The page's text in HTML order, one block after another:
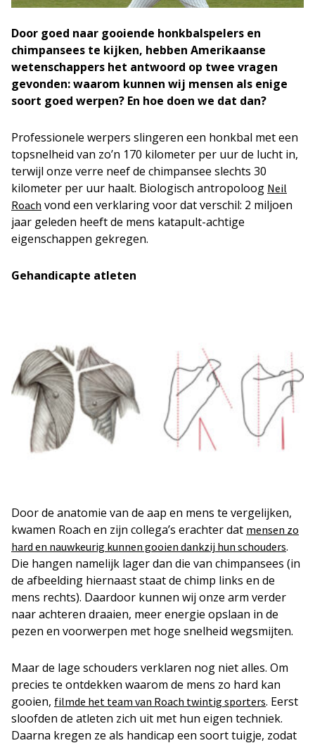
Door goed naar gooiende honkbalspelers en
chimpansees te kijken, hebben Amerikaanse
wetenschappers het antwoord op twee vragen
gevonden: waarom kunnen wij mensen als enige
soort goed werpen? En hoe doen we dat dan?
Professionele werpers slingeren een honkbal met een
topsnelheid van zo’n 170 kilometer per uur de lucht in,
terwijl onze verre neef de chimpansee slechts 30
kilometer per uur haalt. Biologisch antropoloog Neil
Roach vond een verklaring voor dat verschil: 2 miljoen
jaar geleden heeft de mens katapult-achtige
eigenschappen gekregen.
Gehandicapte atleten
Door de anatomie van de aap en mens te vergelijken,
kwamen Roach en zijn collega’s erachter dat mensen zo
hard en nauwkeurig kunnen gooien dankzij hun schouders.
Die hangen namelijk lager dan die van chimpansees (in
de afbeelding hiernaast staat de chimp links en de
mens rechts). Daardoor kunnen wij onze arm verder
naar achteren draaien, meer energie opslaan in de
pezen en voorwerpen met hoge snelheid wegsmijten.
Maar de lage schouders verklaren nog niet alles. Om
precies te ontdekken waarom de mens zo hard kan
gooien, filmde het team van Roach twintig sporters. Eerst
sloofden de atleten zich uit met hun eigen techniek.
Daarna kregen ze als handicap een soort tuigje, zodat